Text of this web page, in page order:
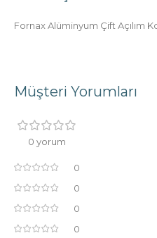
Fornax Alüminyum Çift Açılım
Müşteri Yorumları
0 yorum
0
0
0
0